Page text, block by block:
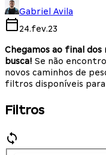
Gabriel Avila
24.fev.23
Chegamos ao final dos
busca! Se não
novos caminhos de
filtros disponíveis
Filtros